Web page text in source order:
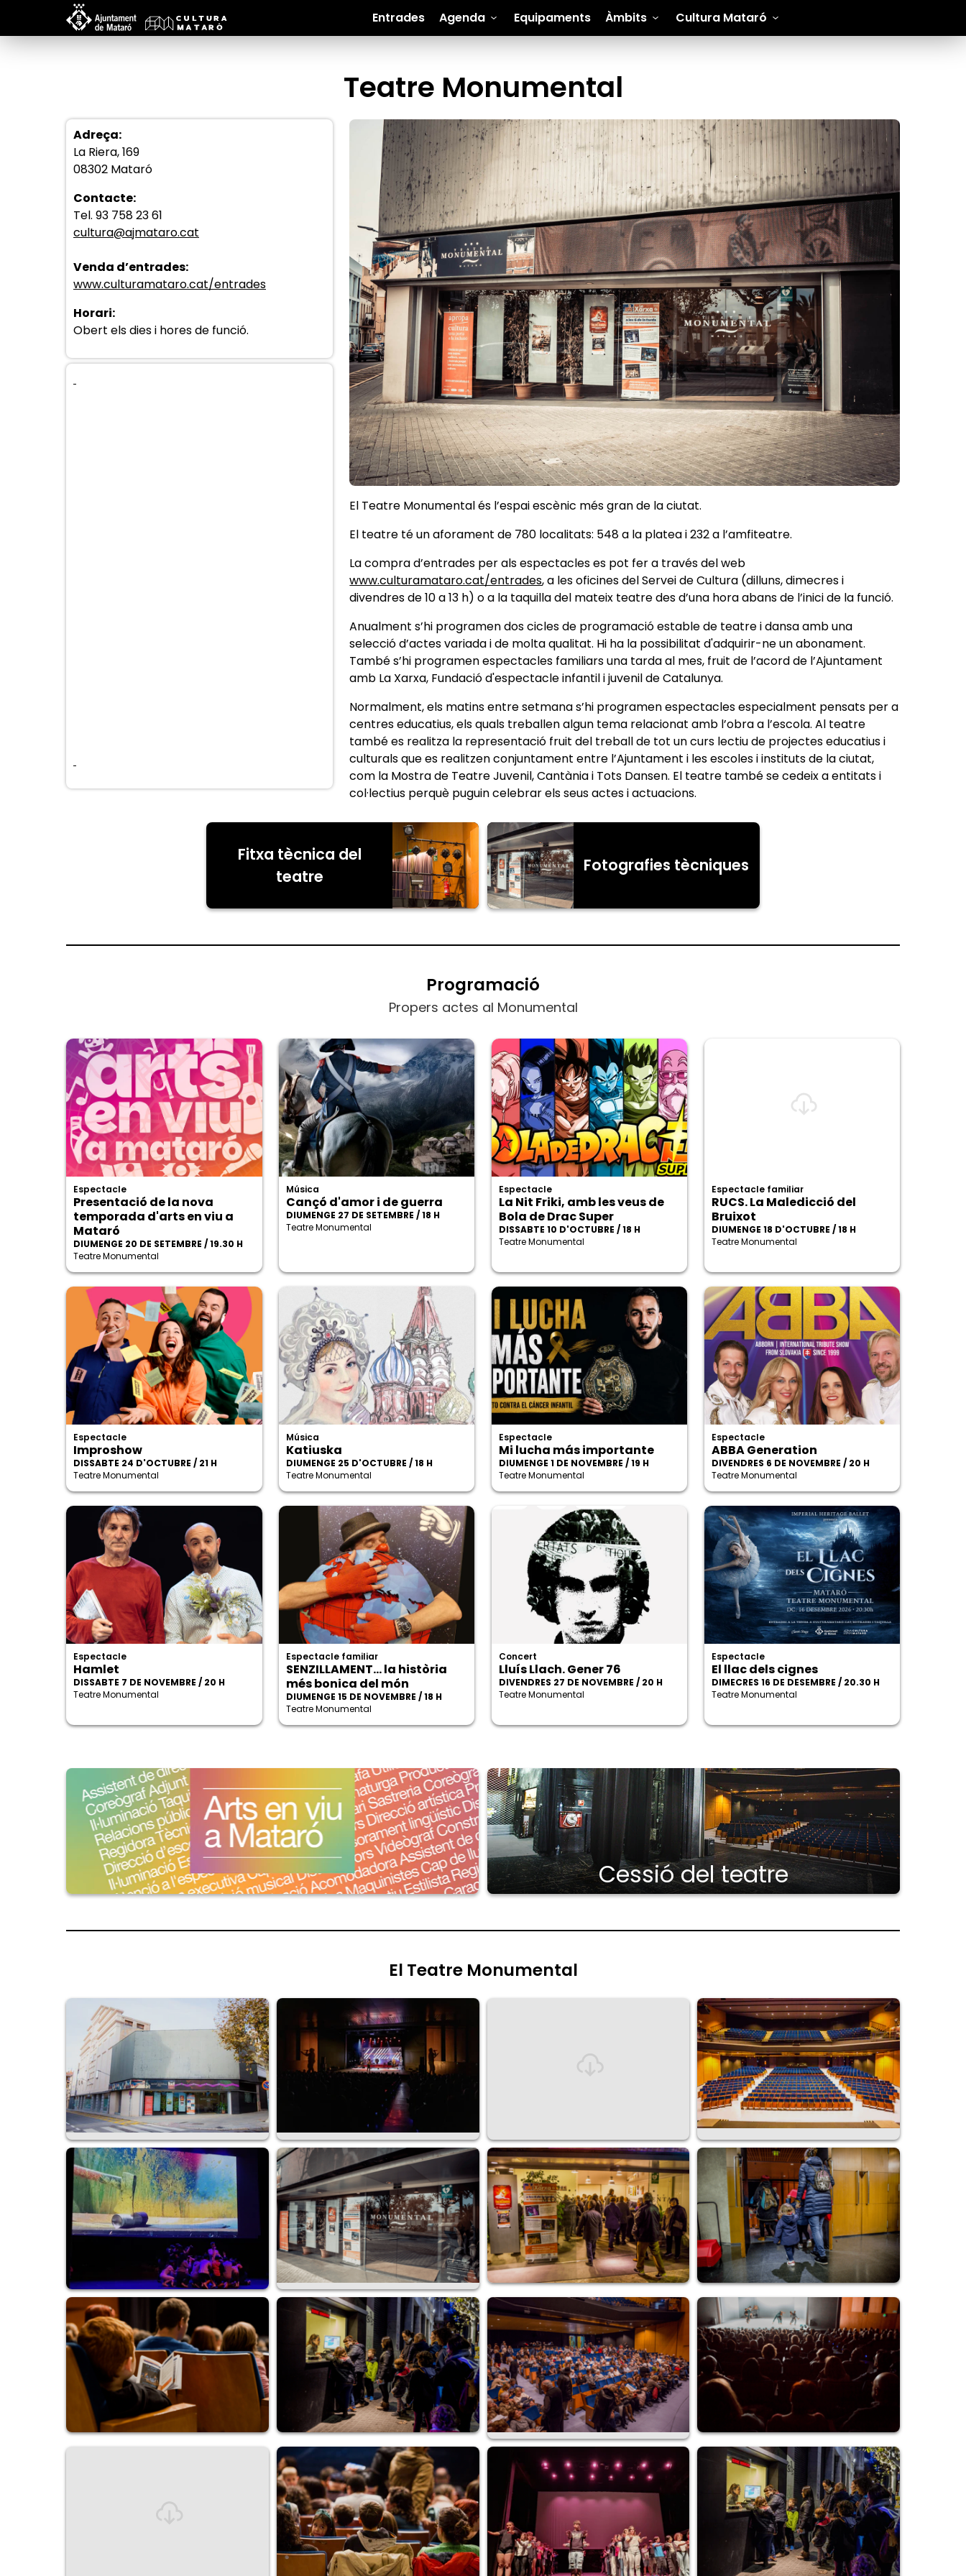
Entrades Agenda Equipaments Àmbits Cultura Mataró
Teatre Monumental
Adreça:
La Riera, 169
08302 Mataró
Contacte:
Tel. 93 758 23 61
cultura@ajmataro.cat
Venda d’entrades:
www.culturamataro.cat/entrades
Horari:
Obert els dies i hores de funció.
El Teatre Monumental és l’espai escènic més gran de la ciutat.
El teatre té un aforament de 780 localitats: 548 a la platea i 232 a l’amfiteatre.
La compra d’entrades per als espectacles es pot fer a través del web
www.culturamataro.cat/entrades, a les oficines del Servei de Cultura (dilluns, dimecres i
divendres de 10 a 13 h) o a la taquilla del mateix teatre des d’una hora abans de l’inici de la funció.
Anualment s’hi programen dos cicles de programació estable de teatre i dansa amb una
selecció d’actes variada i de molta qualitat. Hi ha la possibilitat d'adquirir-ne un abonament.
També s’hi programen espectacles familiars una tarda al mes, fruit de l’acord de l’Ajuntament
amb La Xarxa, Fundació d'espectacle infantil i juvenil de Catalunya.
Normalment, els matins entre setmana s’hi programen espectacles especialment pensats per a
centres educatius, els quals treballen algun tema relacionat amb l’obra a l’escola. Al teatre
també es realitza la representació fruit del treball de tot un curs lectiu de projectes educatius i
culturals que es realitzen conjuntament entre l’Ajuntament i les escoles i instituts de la ciutat,
com la Mostra de Teatre Juvenil, Cantània i Tots Dansen. El teatre també se cedeix a entitats i
col·lectius perquè puguin celebrar els seus actes i actuacions.
Fitxa tècnica del
teatre
Fotografies tècniques
Programació
Propers actes al Monumental
Espectacle
Presentació de la nova
temporada d'arts en viu a
Mataró
DIUMENGE 20 DE SETEMBRE / 19.30 H
Teatre Monumental
Música
Cançó d'amor i de guerra
DIUMENGE 27 DE SETEMBRE / 18 H
Teatre Monumental
Espectacle
La Nit Friki, amb les veus de
Bola de Drac Super
DISSABTE 10 D'OCTUBRE / 18 H
Teatre Monumental
Espectacle familiar
RUCS. La Maledicció del
Bruixot
DIUMENGE 18 D'OCTUBRE / 18 H
Teatre Monumental
Espectacle
Improshow
DISSABTE 24 D'OCTUBRE / 21 H
Teatre Monumental
Música
Katiuska
DIUMENGE 25 D'OCTUBRE / 18 H
Teatre Monumental
Espectacle
Mi lucha más importante
DIUMENGE 1 DE NOVEMBRE / 19 H
Teatre Monumental
Espectacle
ABBA Generation
DIVENDRES 6 DE NOVEMBRE / 20 H
Teatre Monumental
Espectacle
Hamlet
DISSABTE 7 DE NOVEMBRE / 20 H
Teatre Monumental
Espectacle familiar
SENZILLAMENT... la història
més bonica del món
DIUMENGE 15 DE NOVEMBRE / 18 H
Teatre Monumental
Concert
Lluís Llach. Gener 76
DIVENDRES 27 DE NOVEMBRE / 20 H
Teatre Monumental
Espectacle
El llac dels cignes
DIMECRES 16 DE DESEMBRE / 20.30 H
Teatre Monumental
Cessió del teatre
El Teatre Monumental